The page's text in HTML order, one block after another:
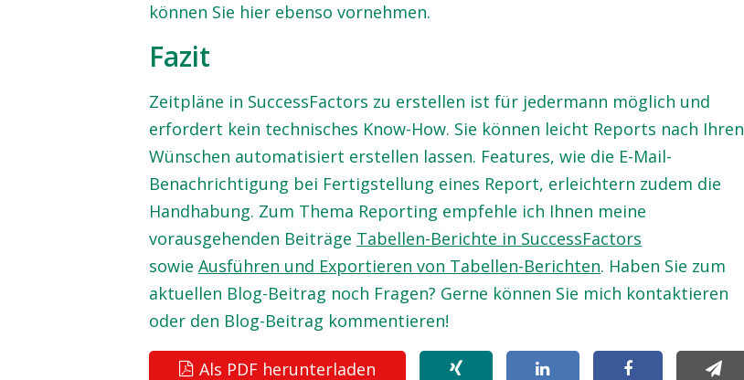
können Sie hier ebenso vornehmen.
Fazit
Zeitpläne in SuccessFactors zu erstellen ist für jedermann möglich und
erfordert kein technisches Know-How. Sie können leicht Reports nach Ihren
Wünschen automatisiert erstellen lassen. Features, wie die E-Mail-
Benachrichtigung bei Fertigstellung eines Report, erleichtern zudem die
Handhabung. Zum Thema Reporting empfehle ich Ihnen meine
vorausgehenden Beiträge Tabellen-Berichte in SuccessFactors
sowie Ausführen und Exportieren von Tabellen-Berichten. Haben Sie zum
aktuellen Blog-Beitrag noch Fragen? Gerne können Sie mich kontaktieren
oder den Blog-Beitrag kommentieren!
Als PDF herunterladen